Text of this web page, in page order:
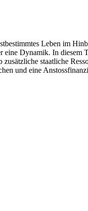
Leben im
Dynamik. In diesem
staatliche
und eine